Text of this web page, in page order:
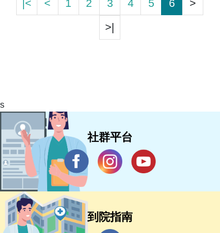
|< < 1 2 3 4 5 6
>
>|
s
社群平台
到院指南